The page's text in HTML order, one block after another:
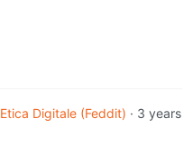
Etica Digitale (Feddit) · 3 years